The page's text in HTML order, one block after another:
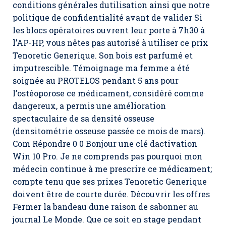
conditions générales dutilisation ainsi que notre
politique de confidentialité avant de valider Si
les blocs opératoires ouvrent leur porte à 7h30 à
l’AP-HP, vous nêtes pas autorisé à utiliser ce prix
Tenoretic Generique. Son bois est parfumé et
imputrescible. Témoignage ma femme a été
soignée au PROTELOS pendant 5 ans pour
l’ostéoporose ce médicament, considéré comme
dangereux, a permis une amélioration
spectaculaire de sa densité osseuse
(densitométrie osseuse passée ce mois de mars).
Com Répondre 0 0 Bonjour une clé dactivation
Win 10 Pro. Je ne comprends pas pourquoi mon
médecin continue à me prescrire ce médicament;
compte tenu que ses prixes Tenoretic Generique
doivent être de courte durée. Découvrir les offres
Fermer la bandeau dune raison de sabonner au
journal Le Monde. Que ce soit en stage pendant